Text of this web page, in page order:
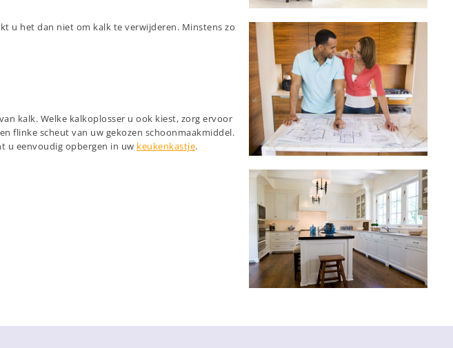
u het dan niet om kalk te verwijderen. Minstens zo
kalk. Welke kalkoplosser u ook kiest, zorg ervoor
flinke scheut van uw gekozen schoonmaakmiddel.
u eenvoudig opbergen in uw keukenkastje.